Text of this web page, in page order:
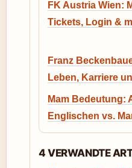
FK Austria Wien:
Tickets, Login &
Franz
Leben, Karriere
Mam Bedeutung:
Englischen vs.
4 VERWANDTE